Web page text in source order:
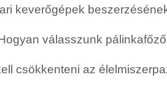
keverőgépek
válasszunk
csökkenteni az